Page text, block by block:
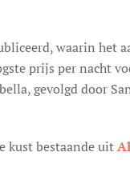
waarin het
prijs per nacht
gevolgd door
kust bestaande uit